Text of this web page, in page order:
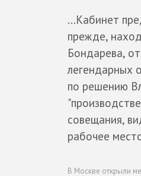
...Кабинет
прежде,
Бондарева,
легендарных
по решению
совещания,
рабочее
В Москве открыли